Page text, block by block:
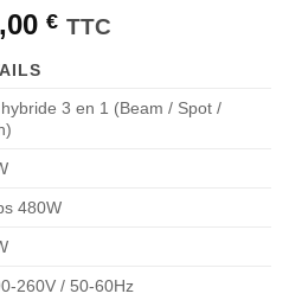
€ TTC
3 en 1 (Beam / Spot /
480W
260V / 50-60Hz